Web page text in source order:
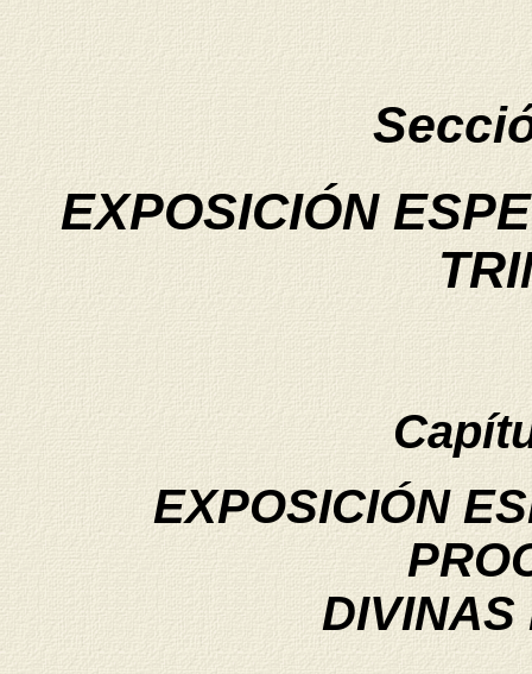
EXPOSICIÓN
EXPOSICIÓN
DIVINAS